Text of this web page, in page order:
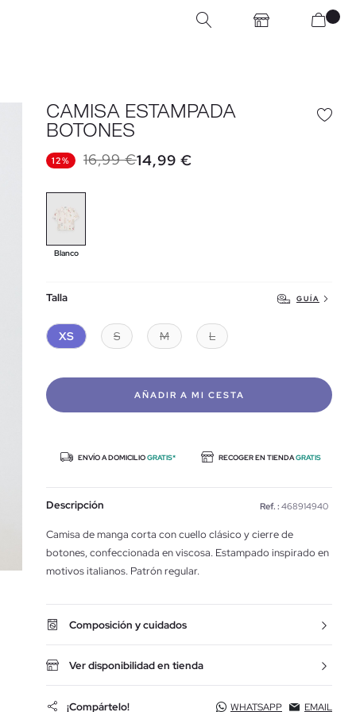
CAMISA ESTAMPADA
BOTONES
12% 16,99 €14,99 €
Blanco
Talla GUÍA
XS S M L
AÑADIR A MI CESTA
ENVÍO A DOMICILIOGRATIS* RECOGER EN TIENDAGRATIS
Descripción Ref. : 468914940
Camisa de manga corta con cuello clásico y cierre de
botones, confeccionada en viscosa. Estampado inspirado en
motivos italianos. Patrón regular.
Composición y cuidados
Ver disponibilidad en tienda
¡Compártelo! WHATSAPP EMAIL